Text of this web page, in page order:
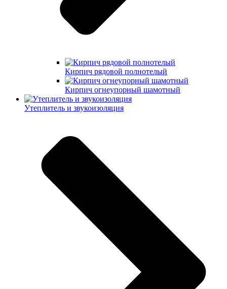
Кирпич рядовой полнотелый
Кирпич огнеупорный шамотный
Утеплитель и звукоизоляция